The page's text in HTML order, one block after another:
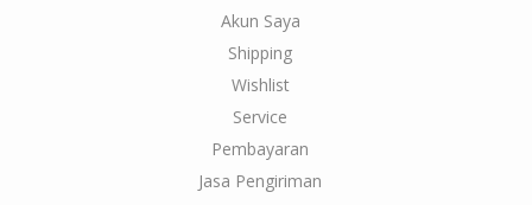
Akun Saya
Shipping
Wishlist
Service
Pembayaran
Jasa Pengiriman